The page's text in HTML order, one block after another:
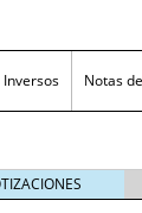
Inversos Notas